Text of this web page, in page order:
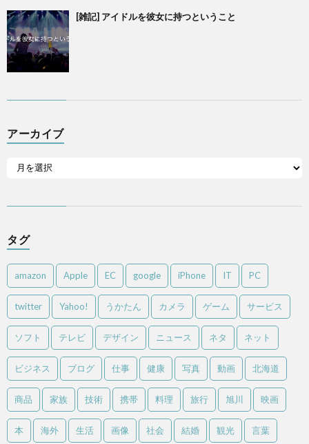
[雑記] アイドルを彼女に持つということ
アーカイブ
タグ
amazon Apple EC google iPhone IT PC
twitter Yahoo! うかたん カメラ ゲーム サービス
ソフト テレビ デザイン ニュース ネタ ネット
ビジネス ブログ 仕事 健康 写真 動画 北海道
商品 家族 技術 携帯 料理 旅行 旭川 映画
本 海外 生活 画像 社会 結婚 観光 言葉